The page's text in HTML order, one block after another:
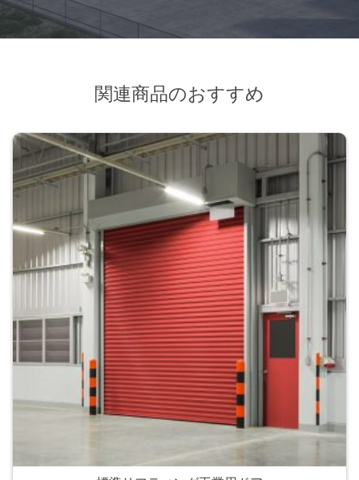
関連商品のおすすめ